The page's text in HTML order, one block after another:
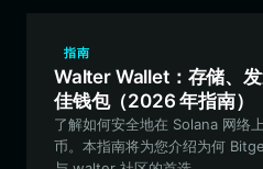
指南
Walter Wallet：存储、
佳钱包（2026 年指南）
了解如何安全地在 Solana 网络
币。本指南将为您介绍为何